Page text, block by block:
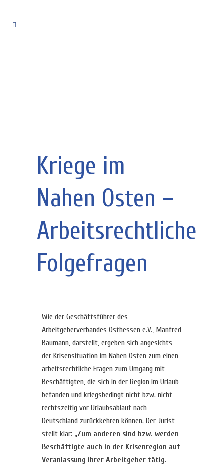
Kriege im
Nahen Osten –
Arbeitsrechtliche
Folgefragen
Wie der Geschäftsführer des
Arbeitgeberverbandes Osthessen e.V., Manfred
Baumann, darstellt, ergeben sich angesichts
der Krisensituation im Nahen Osten zum einen
arbeitsrechtliche Fragen zum Umgang mit
Beschäftigten, die sich in der Region im Urlaub
befanden und kriegsbedingt nicht bzw. nicht
rechtszeitig vor Urlaubsablauf nach
Deutschland zurückkehren können. Der Jurist
stellt klar: „Zum anderen sind bzw. werden
Beschäftigte auch in der Krisenregion auf
Veranlassung ihrer Arbeitgeber tätig.